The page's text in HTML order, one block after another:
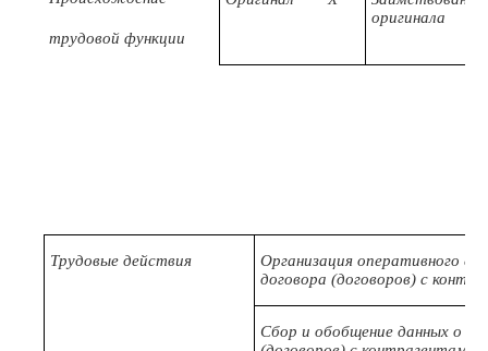
трудовой функции
оригинала
Трудовые действия
Организация оперативного
договора (договоров) с
Сбор и обобщение данных о